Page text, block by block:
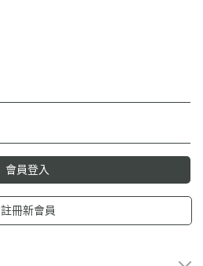
會員登入
註冊新會員